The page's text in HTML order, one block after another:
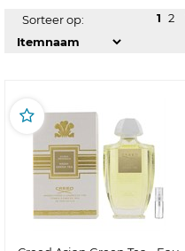
Sorteer op: 1 2